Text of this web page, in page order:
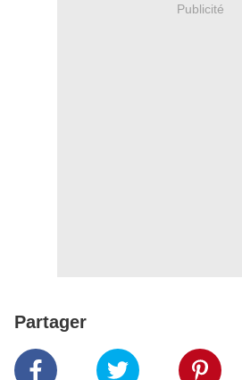
Publicité
Partager